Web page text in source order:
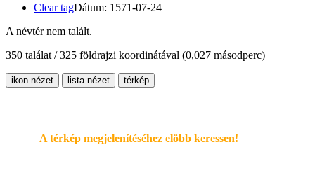
Clear tagDátum: 1571-07-24
A névtér nem talált.
350 találat / 325 földrajzi koordinátával (0,027 másodperc)
ikon nézet lista nézet térkép
A térkép megjelenítéséhez elöbb keressen!